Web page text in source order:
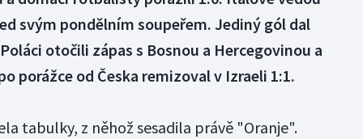
svým pondělním soupeřem. Jediný gól dal
otočili zápas s Bosnou a Hercegovinou a
porážce od Česka remizoval v Izraeli 1:1.
tabulky, z něhož sesadila právě "Oranje".